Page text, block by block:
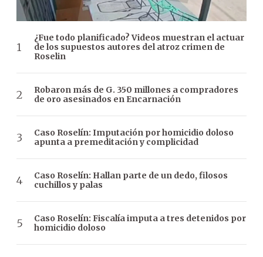
¿Fue todo planificado? Videos muestran el actuar
de los supuestos autores del atroz crimen de
Roselin
Robaron más de G. 350 millones a compradores
de oro asesinados en Encarnación
Caso Roselín: Imputación por homicidio doloso
apunta a premeditación y complicidad
Caso Roselín: Hallan parte de un dedo, filosos
cuchillos y palas
Caso Roselín: Fiscalía imputa a tres detenidos por
homicidio doloso